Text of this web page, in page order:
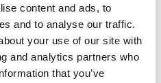
content and ads, to
and to analyse our traffic.
your use of our site with
and analytics partners who
that you’ve
med en
hvert koblingspunkt,
en brukslast på 10